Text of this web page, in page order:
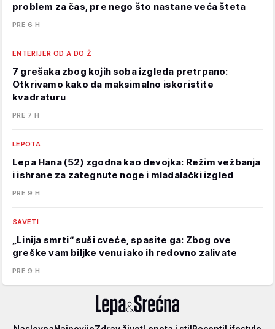
problem za čas, pre nego što nastane veća šteta
PRE 6 H
ENTERIJER OD A DO Ž
7 grešaka zbog kojih soba izgleda pretrpano:
Otkrivamo kako da maksimalno iskoristite
kvadraturu
PRE 7 H
LEPOTA
Lepa Hana (52) zgodna kao devojka: Režim vežbanja
i ishrane za zategnute noge i mladalački izgled
PRE 9 H
SAVETI
„Linija smrti“ suši cveće, spasite ga: Zbog ove
greške vam biljke venu iako ih redovno zalivate
PRE 9 H
Lepa